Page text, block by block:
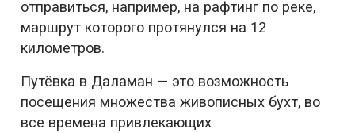
отправиться, например, на рафтинг по реке,
маршрут которого протянулся на 12
километров.
Путёвка в Даламан — это возможность
посещения множества живописных бухт, во
все времена привлекающих